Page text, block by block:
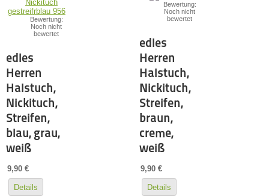
Bewertung:
Noch nicht
bewertet
edles
Herren
Halstuch,
Nickituch,
Streifen,
blau, grau,
weiß
9,90 €
Details
Bewertung:
Noch nicht
bewertet
edles
Herren
Halstuch,
Nickituch,
Streifen,
braun,
creme,
weiß
9,90 €
Details